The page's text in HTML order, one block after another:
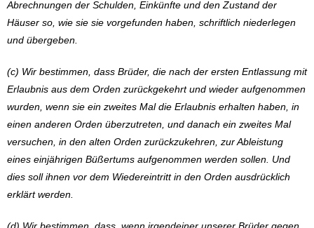
Abrechnungen der Schulden, Einkünfte und den Zustand der
Häuser so, wie sie sie vorgefunden haben, schriftlich niederlegen
und übergeben.
(c) Wir bestimmen, dass Brüder, die nach der ersten Entlassung mit
Erlaubnis aus dem Orden zurückgekehrt und wieder aufgenommen
wurden, wenn sie ein zweites Mal die Erlaubnis erhalten haben, in
einen anderen Orden überzutreten, und danach ein zweites Mal
versuchen, in den alten Orden zurückzukehren, zur Ableistung
eines einjährigen Büßertums aufgenommen werden sollen. Und
dies soll ihnen vor dem Wiedereintritt in den Orden ausdrücklich
erklärt werden.